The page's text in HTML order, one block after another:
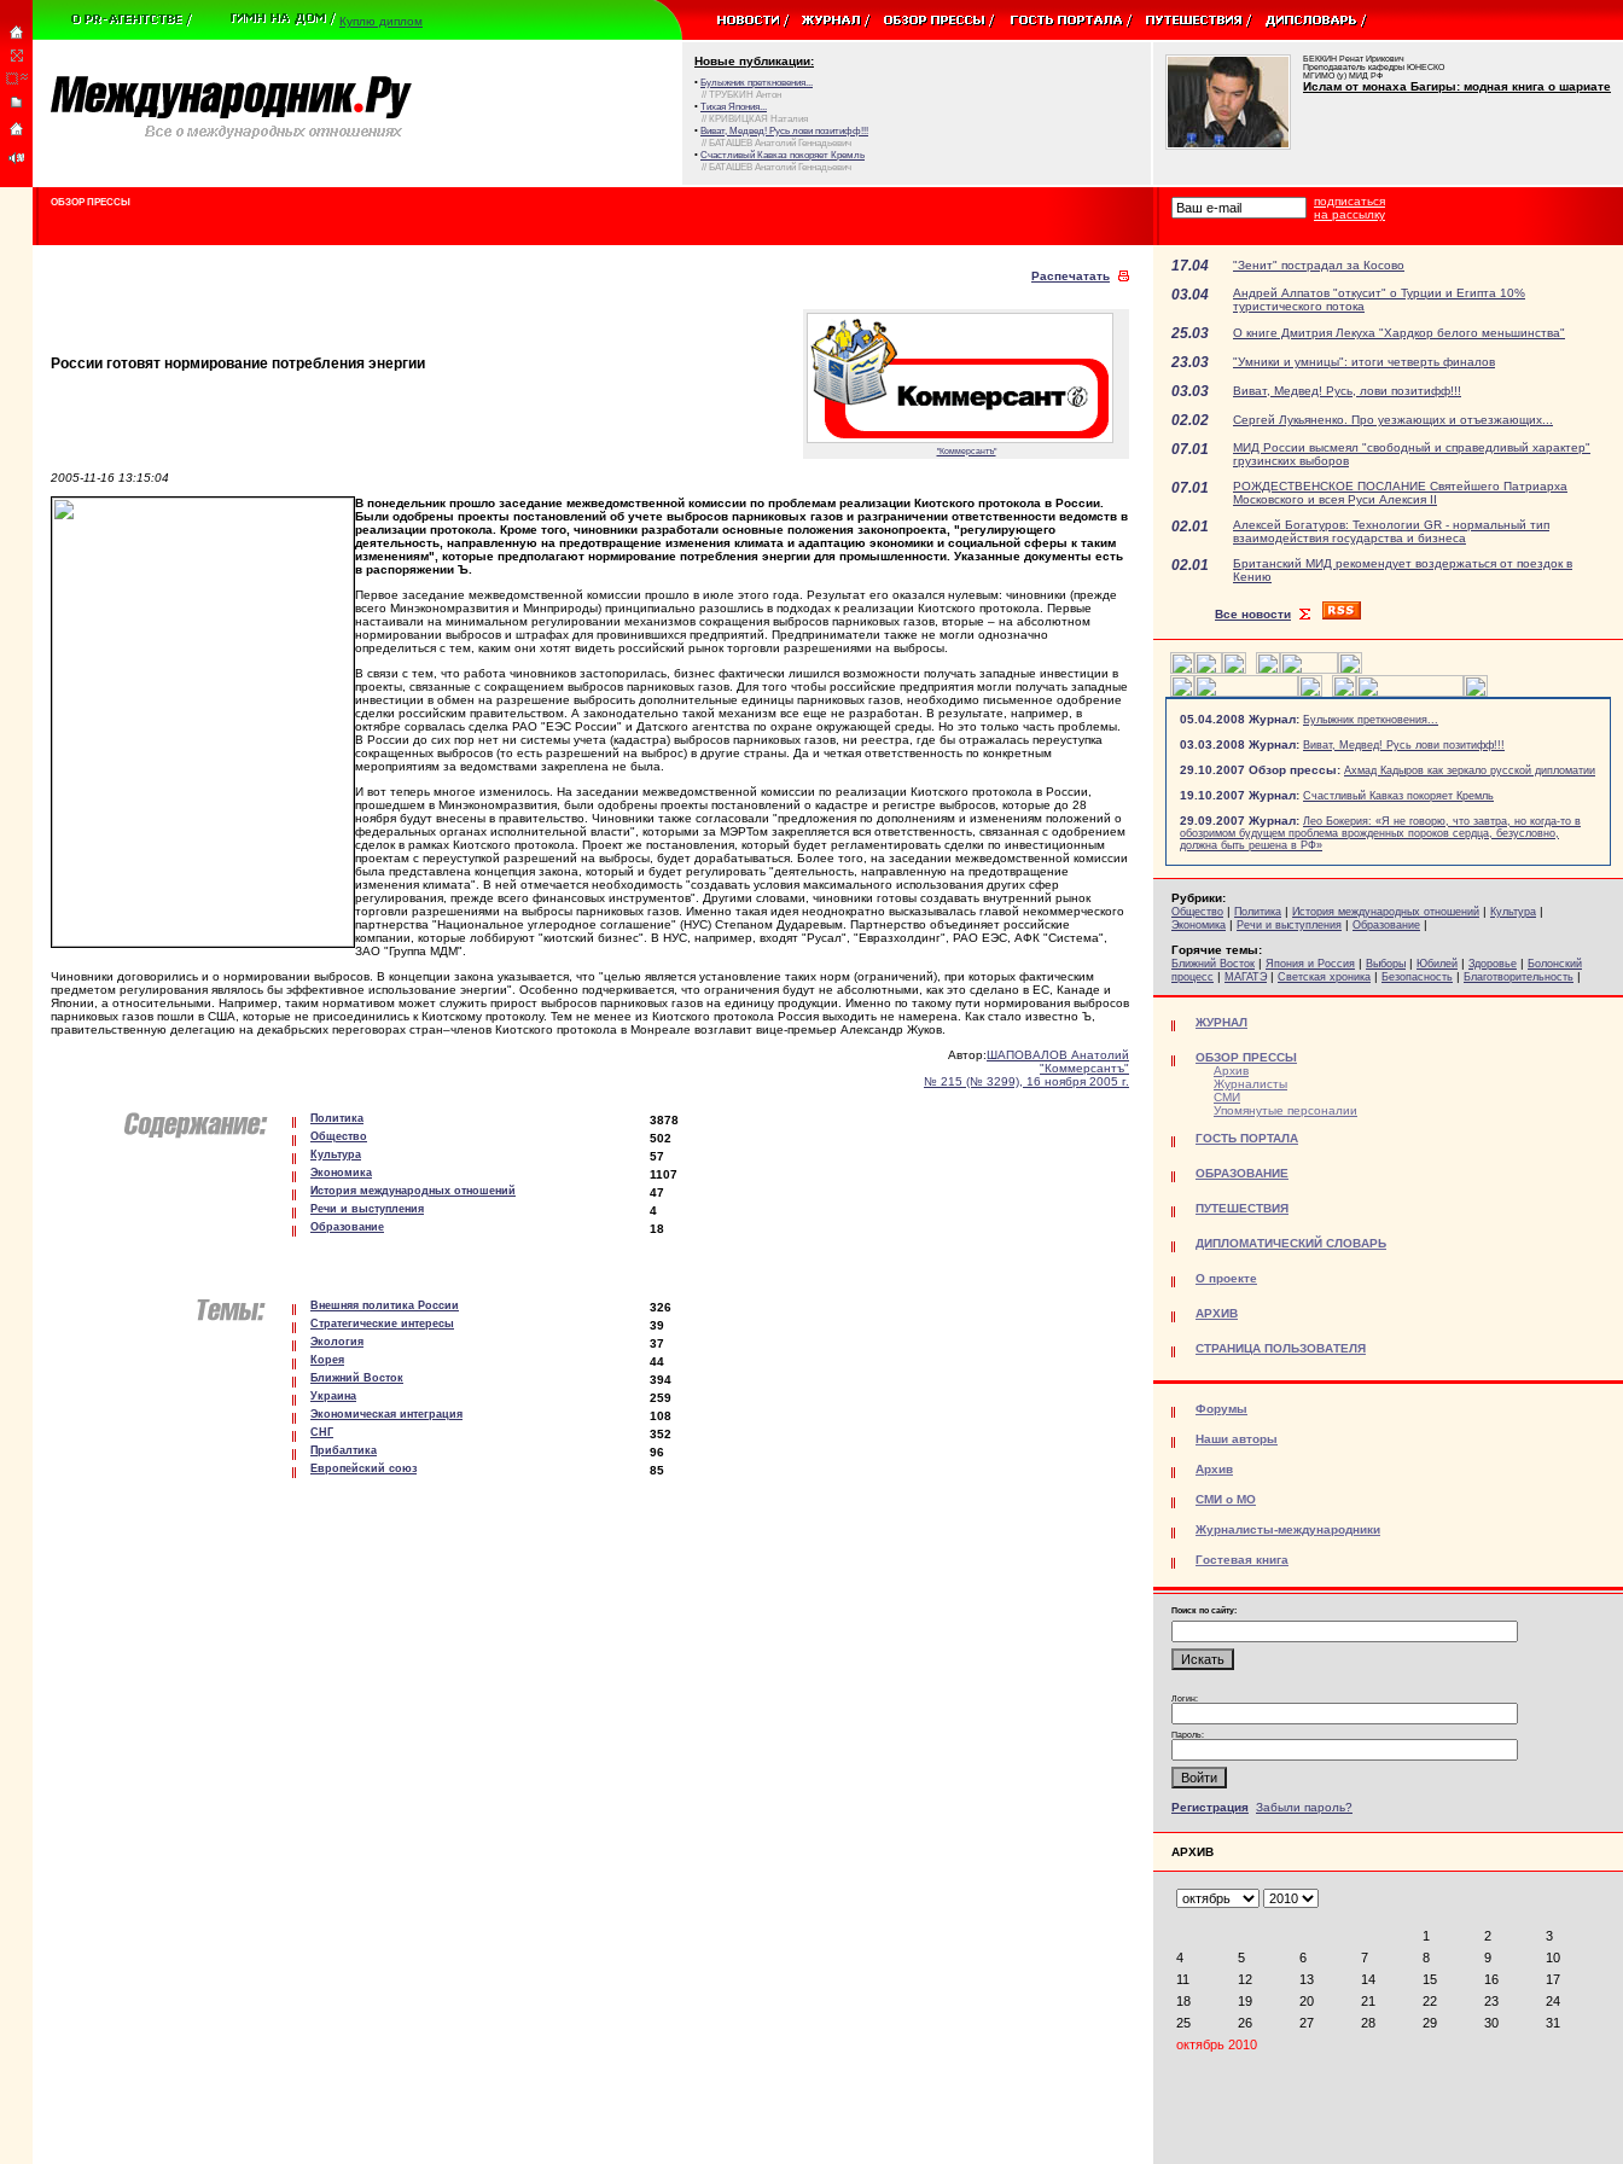
Куплю диплом
Новые публикации:
• Булыжник преткновения...
// ТРУБКИН Антон
• Тихая Япония...
// КРИВИЦКАЯ Наталия
• Виват, Медвед! Русь лови позитифф!!!
// БАТАШЕВ Анатолий Геннадьевич
• Счастливый Кавказ покоряет Кремль
// БАТАШЕВ Анатолий Геннадьевич
БЕККИН Ренат Ирикович
Преподаватель кафедры ЮНЕСКО
МГИМО (у) МИД РФ
Ислам от монаха Багиры: модная книга о шариате
ОБЗОР ПРЕССЫ
подписаться
на рассылку
Распечатать
России готовят нормирование потребления энергии
"Коммерсантъ"
2005-11-16 13:15:04
В понедельник прошло заседание межведомственной комиссии по проблемам реализации Киотского протокола в России.
Были одобрены проекты постановлений об учете выбросов парниковых газов и разграничении ответственности ведомств в
реализации протокола. Кроме того, чиновники разработали основные положения законопроекта, "регулирующего
деятельность, направленную на предотвращение изменения климата и адаптацию экономики и социальной сферы к таким
изменениям", которые предполагают нормирование потребления энергии для промышленности. Указанные документы есть
в распоряжении Ъ.
Первое заседание межведомственной комиссии прошло в июле этого года. Результат его оказался нулевым: чиновники (прежде
всего Минэкономразвития и Минприроды) принципиально разошлись в подходах к реализации Киотского протокола. Первые
настаивали на минимальном регулировании механизмов сокращения выбросов парниковых газов, вторые – на абсолютном
нормировании выбросов и штрафах для провинившихся предприятий. Предприниматели также не могли однозначно
определиться с тем, каким они хотят видеть российский рынок торговли разрешениями на выбросы.
В связи с тем, что работа чиновников застопорилась, бизнес фактически лишился возможности получать западные инвестиции в
проекты, связанные с сокращением выбросов парниковых газов. Для того чтобы российские предприятия могли получать западные
инвестиции в обмен на разрешение выбросить дополнительные единицы парниковых газов, необходимо письменное одобрение
сделки российским правительством. А законодательно такой механизм все еще не разработан. В результате, например, в
октябре сорвалась сделка РАО "ЕЭС России" и Датского агентства по охране окружающей среды. Но это только часть проблемы.
В России до сих пор нет ни системы учета (кадастра) выбросов парниковых газов, ни реестра, где бы отражалась переуступка
сокращенных выбросов (то есть разрешений на выброс) в другие страны. Да и четкая ответственность по конкретным
мероприятиям за ведомствами закреплена не была.
И вот теперь многое изменилось. На заседании межведомственной комиссии по реализации Киотского протокола в России,
прошедшем в Минэкономразвития, были одобрены проекты постановлений о кадастре и регистре выбросов, которые до 28
ноября будут внесены в правительство. Чиновники также согласовали "предложения по дополнениям и изменениям положений о
федеральных органах исполнительной власти", которыми за МЭРТом закрепляется вся ответственность, связанная с одобрением
сделок в рамках Киотского протокола. Проект же постановления, который будет регламентировать сделки по инвестиционным
проектам с переуступкой разрешений на выбросы, будет дорабатываться. Более того, на заседании межведомственной комиссии
была представлена концепция закона, который и будет регулировать "деятельность, направленную на предотвращение
изменения климата". В ней отмечается необходимость "создавать условия максимального использования других сфер
регулирования, прежде всего финансовых инструментов". Другими словами, чиновники готовы создавать внутренний рынок
торговли разрешениями на выбросы парниковых газов. Именно такая идея неоднократно высказывалась главой некоммерческого
партнерства "Национальное углеродное соглашение" (НУС) Степаном Дударевым. Партнерство объединяет российские
компании, которые лоббируют "киотский бизнес". В НУС, например, входят "Русал", "Евразхолдинг", РАО ЕЭС, АФК "Система",
ЗАО "Группа МДМ".
Чиновники договорились и о нормировании выбросов. В концепции закона указывается, что "целью является установление таких норм (ограничений), при которых фактическим
предметом регулирования являлось бы эффективное использование энергии". Особенно подчеркивается, что ограничения будут не абсолютными, как это сделано в ЕС, Канаде и
Японии, а относительными. Например, таким нормативом может служить прирост выбросов парниковых газов на единицу продукции. Именно по такому пути нормирования выбросов
парниковых газов пошли в США, которые не присоединились к Киотскому протоколу. Тем не менее из Киотского протокола Россия выходить не намерена. Как стало известно Ъ,
правительственную делегацию на декабрьских переговорах стран–членов Киотского протокола в Монреале возглавит вице-премьер Александр Жуков.
Автор:ШАПОВАЛОВ Анатолий
"Коммерсантъ"
№ 215 (№ 3299), 16 ноября 2005 г.
Политика 3878
Общество 502
Культура 57
Экономика 1107
История международных отношений 47
Речи и выступления 4
Образование 18
Внешняя политика России 326
Стратегические интересы 39
Экология 37
Корея 44
Ближний Восток 394
Украина 259
Экономическая интеграция 108
СНГ 352
Прибалтика 96
Европейский союз 85
17.04 "Зенит" пострадал за Косово
03.04
Андрей Алпатов "откусит" о Турции и Египта 10%
туристического потока
25.03 О книге Дмитрия Лекуха "Хардкор белого меньшинства"
23.03 "Умники и умницы": итоги четверть финалов
03.03 Виват, Медвед! Русь, лови позитифф!!!
02.02 Сергей Лукьяненко. Про уезжающих и отъезжающих...
07.01
МИД России высмеял "свободный и справедливый характер"
грузинских выборов
07.01
РОЖДЕСТВЕНСКОЕ ПОСЛАНИЕ Святейшего Патриарха
Московского и всея Руси Алексия II
02.01
Алексей Богатуров: Технологии GR - нормальный тип
взаимодействия государства и бизнеса
02.01
Британский МИД рекомендует воздержаться от поездок в
Кению
Все новости
05.04.2008 Журнал: Булыжник преткновения...
03.03.2008 Журнал: Виват, Медвед! Русь лови позитифф!!!
29.10.2007 Обзор прессы: Ахмад Кадыров как зеркало русской дипломатии
19.10.2007 Журнал: Счастливый Кавказ покоряет Кремль
29.09.2007 Журнал: Лео Бокерия: «Я не говорю, что завтра, но когда-то в
обозримом будущем проблема врожденных пороков сердца, безусловно,
должна быть решена в РФ»
Рубрики:
Общество | Политика | История международных отношений | Культура |
Экономика | Речи и выступления | Образование |
Горячие темы:
Ближний Восток | Япония и Россия | Выборы | Юбилей | Здоровье | Болонский
процесс | МАГАТЭ | Светская хроника | Безопасность | Благотворительность |
ЖУРНАЛ
ОБЗОР ПРЕССЫ
Архив
Журналисты
СМИ
Упомянутые персоналии
ГОСТЬ ПОРТАЛА
ОБРАЗОВАНИЕ
ПУТЕШЕСТВИЯ
ДИПЛОМАТИЧЕСКИЙ СЛОВАРЬ
О проекте
АРХИВ
СТРАНИЦА ПОЛЬЗОВАТЕЛЯ
Форумы
Наши авторы
Архив
СМИ о МО
Журналисты-международники
Гостевая книга
Поиск по сайту:
Логин:
Пароль:
Регистрация Забыли пароль?
АРХИВ